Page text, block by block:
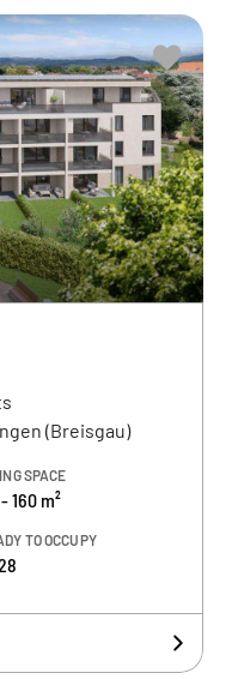
(Breisgau)
SPACE
160 m²
TO OCCUPY